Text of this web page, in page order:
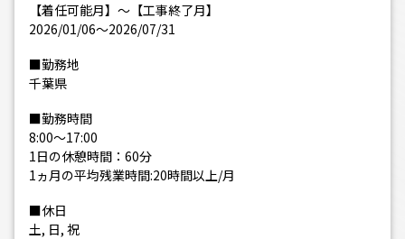
【着任可能月】～【工事終了月】
2026/01/06〜2026/07/31
■勤務地
千葉県
■勤務時間
8:00〜17:00
1日の休憩時間：60分
1ヵ月の平均残業時間:20時間以上/月
■休日
土, 日, 祝